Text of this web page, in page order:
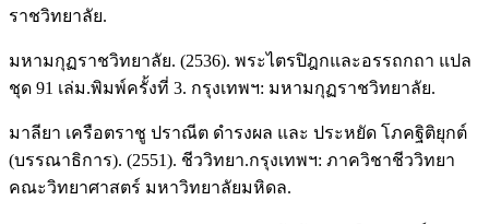
ราชวิทยาลัย.
มหามกุฏราชวิทยาลัย. (2536). พระไตรปิฎกและอรรถกถา แปล
ชุด 91 เล่ม.พิมพ์ครั้งที่ 3. กรุงเทพฯ: มหามกุฏราชวิทยาลัย.
มาลียา เครือตราชู ปราณีต ดำรงผล และ ประหยัด โภคฐิติยุกต์
(บรรณาธิการ). (2551). ชีววิทยา.กรุงเทพฯ: ภาควิชาชีววิทยา
คณะวิทยาศาสตร์ มหาวิทยาลัยมหิดล.